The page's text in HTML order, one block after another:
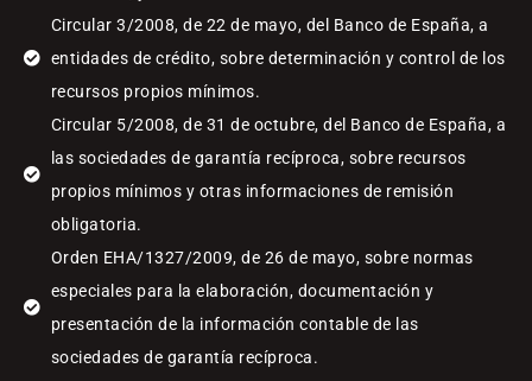
Circular 3/2008, de 22 de mayo, del Banco de España, a
entidades de crédito, sobre determinación y control de los
recursos propios mínimos.
Circular 5/2008, de 31 de octubre, del Banco de España, a
las sociedades de garantía recíproca, sobre recursos
propios mínimos y otras informaciones de remisión
obligatoria.
Orden EHA/1327/2009, de 26 de mayo, sobre normas
especiales para la elaboración, documentación y
presentación de la información contable de las
sociedades de garantía recíproca.